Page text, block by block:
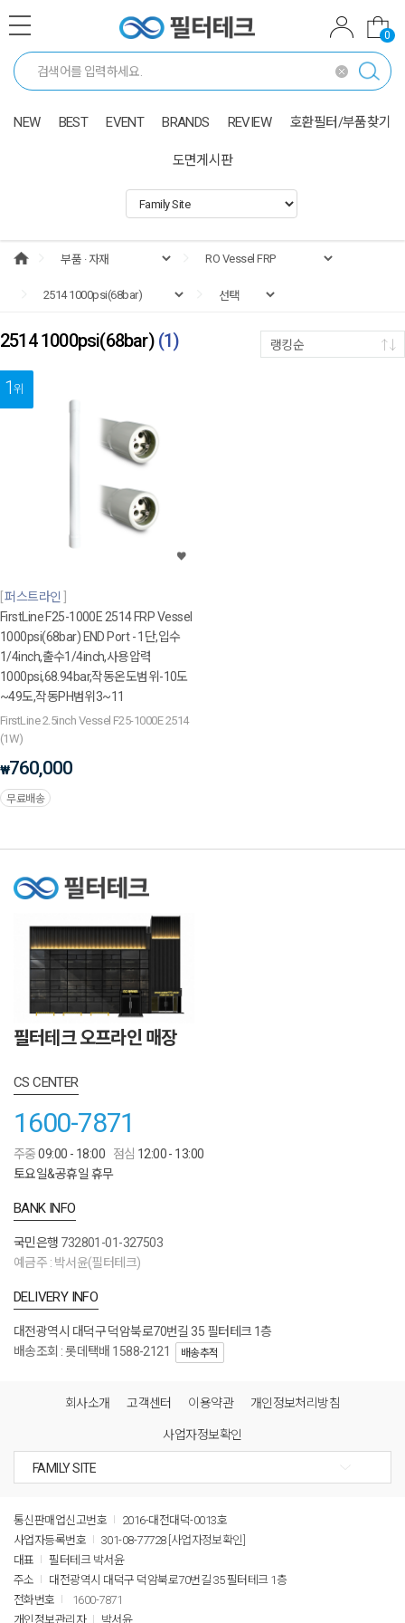
0
NEW BEST EVENT BRANDS REVIEW 호환필터/부품찾기
도면게시판
2514 1000psi(68bar) (1) 랭킹순
1위
퍼스트라인
FirstLine F25-1000E 2514 FRP Vessel
1000psi(68bar) END Port - 1단,입수
1/4inch,출수1/4inch,사용압력
1000psi,68.94bar,작동온도범위-10도
~49도,작동PH범위3~11
FirstLine 2.5inch Vessel F25-1000E 2514
(1W)
₩760,000
무료배송
필터테크 오프라인 매장
CS CENTER
1600-7871
주중09:00 - 18:00 점심 12:00 - 13:00
토요일&공휴일 휴무
BANK INFO
국민은행 732801-01-327503
예금주 : 박서윤(필터테크)
DELIVERY INFO
대전광역시 대덕구 덕암북로70번길 35 필터테크 1층
배송조회 : 롯데택배 1588-2121
배송추적
회사소개 고객센터 이용약관 개인정보처리방침
사업자정보확인
통신판매업신고번호
2016-대전대덕-0013호
사업자등록번호
301-08-77728 [사업자정보확인]
대표
필터테크 박서윤
주소
대전광역시 대덕구 덕암북로70번길 35 필터테크 1층
전화번호
1600-7871
개인정보관리자
박서윤